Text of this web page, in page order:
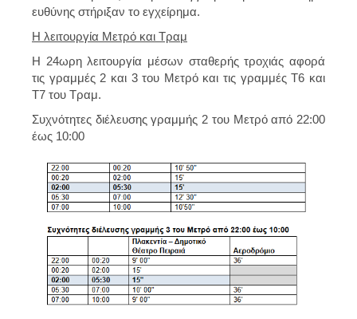
ευθύνης στήριξαν το εγχείρημα.
Η λειτουργία Μετρό και Τραμ
Η 24ωρηλειτουργία μέσων σταθερής τροχιάς αφορά
τις γραμμές 2 και 3 του Μετρόκαι τις γραμμές Τ6 και
Τ7 του Τραμ.
Συχνότητες διέλευσης γραμμής 2 του Μετρό από 22:00
έως 10:00